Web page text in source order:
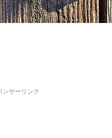
ンサーリンク